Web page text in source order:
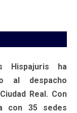
Hispajuris ha
al despacho
Real. Con
con 35 sedes